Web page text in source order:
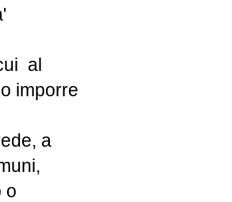
al
imporre
a
o